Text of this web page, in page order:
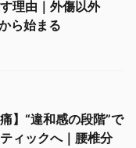
理由｜外傷以外
ら始まる
】“違和感の段階”で
ィックへ｜腰椎分